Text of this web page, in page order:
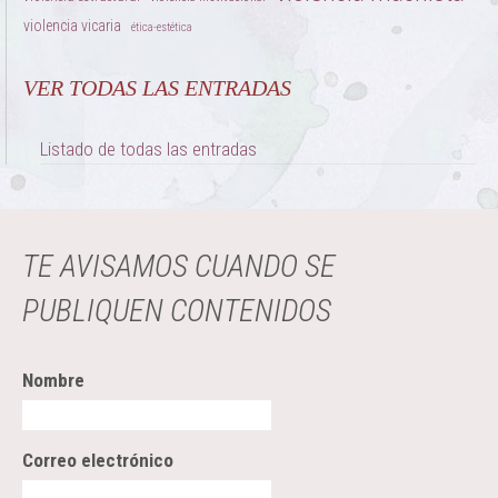
violencia vicaria ética-estética
VER TODAS LAS ENTRADAS
Listado de todas las entradas
TE AVISAMOS CUANDO SE
PUBLIQUEN CONTENIDOS
Nombre
Correo electrónico